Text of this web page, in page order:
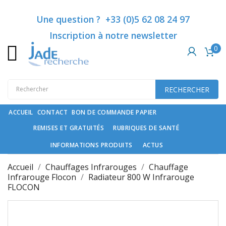
Ajouter à ma liste d'envies
add_circle_outline Créer une nouvelle liste
Créer une liste d'envies
Nom de la liste d'envies
Annuler Créer une liste
Connexion
Vous devez être connecté pour ajouter des produits à votre
Annuler
Une question ? +33 (0)5 62 08 24 97
Inscription à notre newsletter
Rubriques
de
spécifiques
Cosmétiques
de
gamme
et
soin
du
0
RECHERCHER
ACCUEIL CONTACT BON DE COMMANDE PAPIER
REMISES ET GRATUITÉS
RUBRIQUES DE SANTÉ
INFORMATIONS PRODUITS
ACTUS
Accueil Chauffages Infrarouges
Chauffage
Infrarouge Flocon
Radiateur 800 W Infrarouge
FLOCON